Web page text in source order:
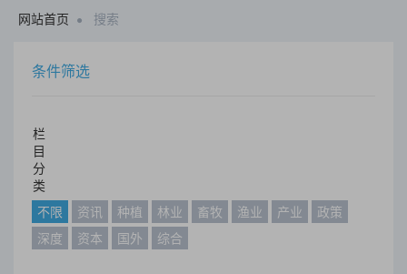
网站首页 搜索
条件筛选
栏
目
分
类
不限
资讯 种植 林业 畜牧 渔业 产业
政策
深度
资本 国外 综合